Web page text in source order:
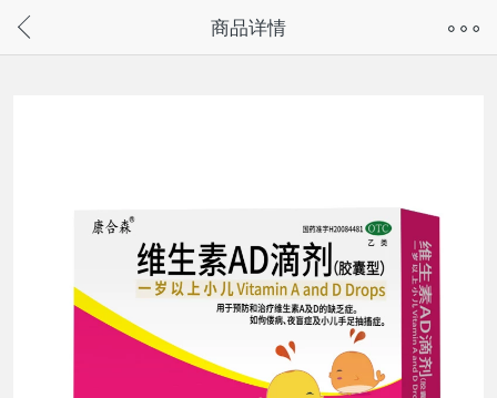
请通过微信或支付宝搜“奇兔客小程序”访问
商品详情